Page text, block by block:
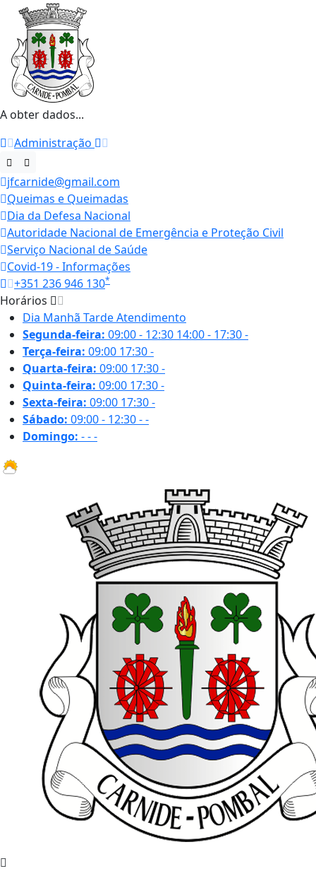
A obter dados...
Administração
jfcarnide@gmail.com
Queimas e Queimadas
Dia da Defesa Nacional
Autoridade Nacional de Emergência e Proteção Civil
Serviço Nacional de Saúde
Covid-19 - Informações
+351 236 946 130*
Horários
Dia Manhã TardeAtendimento
Segunda-feira: 09:00 - 12:30 14:00 - 17:30-
Terça-feira: 09:00 17:30-
Quarta-feira: 09:00 17:30-
Quinta-feira: 09:00 17:30-
Sexta-feira: 09:00 17:30-
Sábado: 09:00 - 12:30--
Domingo: ---